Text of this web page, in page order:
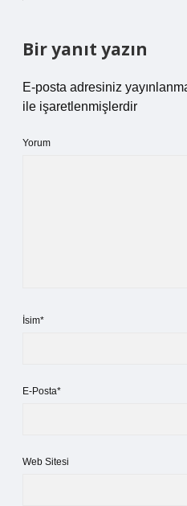
Bir yanıt yazın
E-posta adresiniz
ile işaretlenmişlerdir
Yorum
İsim*
E-Posta*
Web Sitesi